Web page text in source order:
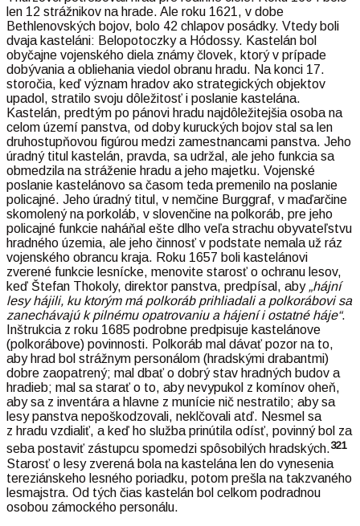
len 12 strážnikov na hrade. Ale roku 1621, v dobe
Bethlenovských bojov, bolo 42 chlapov posádky. Vtedy boli
dvaja kasteláni: Belopotoczky a Hódossy. Kastelán bol
obyčajne vojenského diela známy človek, ktorý v prípade
dobývania a obliehania viedol obranu hradu. Na konci 17.
storočia, keď význam hradov ako strategických objektov
upadol, stratilo svoju dôležitosť i poslanie kastelána.
Kastelán, predtým po pánovi hradu najdôležitejšia osoba na
celom území panstva, od doby kuruckých bojov stal sa len
druhostupňovou figúrou medzi zamestnancami panstva. Jeho
úradný titul kastelán, pravda, sa udržal, ale jeho funkcia sa
obmedzila na stráženie hradu a jeho majetku. Vojenské
poslanie kastelánovo sa časom teda premenilo na poslanie
policajné. Jeho úradný titul, v nemčine Burggraf, v maďarčine
skomolený na porkoláb, v slovenčine na polkoráb, pre jeho
policajné funkcie naháňal ešte dlho veľa strachu obyvateľstvu
hradného územia, ale jeho činnosť v podstate nemala už ráz
vojenského obrancu kraja. Roku 1657 boli kastelánovi
zverené funkcie lesnícke, menovite starosť o ochranu lesov,
keď Štefan Thokoly, direktor panstva, predpísal, aby„hájní
lesy hájili, ku ktorým má polkoráb prihliadali a polkorábovi sa
zanechávajú k pilnému opatrovaniu a hájení i ostatné háje“.
Inštrukcia z roku 1685 podrobne predpisuje kastelánove
(polkorábove) povinnosti. Polkoráb mal dávať pozor na to,
aby hrad bol strážnym personálom (hradskými drabantmi)
dobre zaopatrený; mal dbať o dobrý stav hradných budov a
hradieb; mal sa starať o to, aby nevypukol z komínov oheň,
aby sa z inventára a hlavne z munície nič nestratilo; aby sa
lesy panstva nepoškodzovali, neklčovali atď. Nesmel sa
z hradu vzdialiť, a keď ho služba prinútila odísť, povinný bol za
seba postaviť zástupcu spomedzi spôsobilých hradských.321
Starosť o lesy zverená bola na kastelána len do vynesenia
tereziánskeho lesného poriadku, potom prešla na takzvaného
lesmajstra. Od tých čias kastelán bol celkom podradnou
osobou zámockého personálu.